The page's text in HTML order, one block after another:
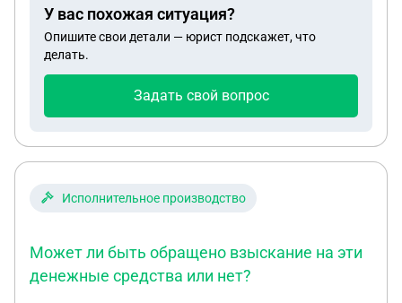
У вас похожая ситуация?
Опишите свои детали — юрист подскажет, что
делать.
Задать свой вопрос
Исполнительное производство
Может ли быть обращено взыскание на эти
денежные средства или нет?